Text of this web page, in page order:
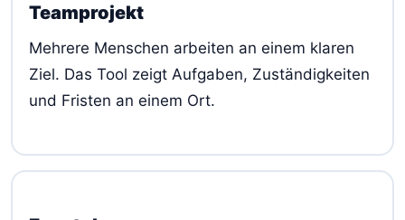
Teamprojekt
Mehrere Menschen arbeiten an einem klaren
Ziel. Das Tool zeigt Aufgaben, Zuständigkeiten
und Fristen an einem Ort.